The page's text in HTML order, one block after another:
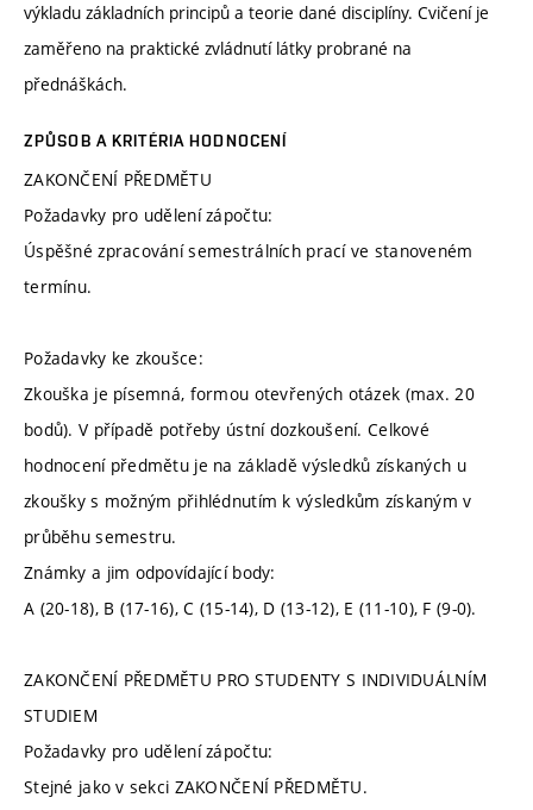
výkladu základních principů a teorie dané disciplíny. Cvičení je
zaměřeno na praktické zvládnutí látky probrané na
přednáškách.
ZPŮSOB A KRITÉRIA HODNOCENÍ
ZAKONČENÍ PŘEDMĚTU
Požadavky pro udělení zápočtu:
Úspěšné zpracování semestrálních prací ve stanoveném
termínu.
Požadavky ke zkoušce:
Zkouška je písemná, formou otevřených otázek (max. 20
bodů). V případě potřeby ústní dozkoušení. Celkové
hodnocení předmětu je na základě výsledků získaných u
zkoušky s možným přihlédnutím k výsledkům získaným v
průběhu semestru.
Známky a jim odpovídající body:
A (20-18), B (17-16), C (15-14), D (13-12), E (11-10), F (9-0).
ZAKONČENÍ PŘEDMĚTU PRO STUDENTY S INDIVIDUÁLNÍM
STUDIEM
Požadavky pro udělení zápočtu:
Stejné jako v sekci ZAKONČENÍ PŘEDMĚTU.